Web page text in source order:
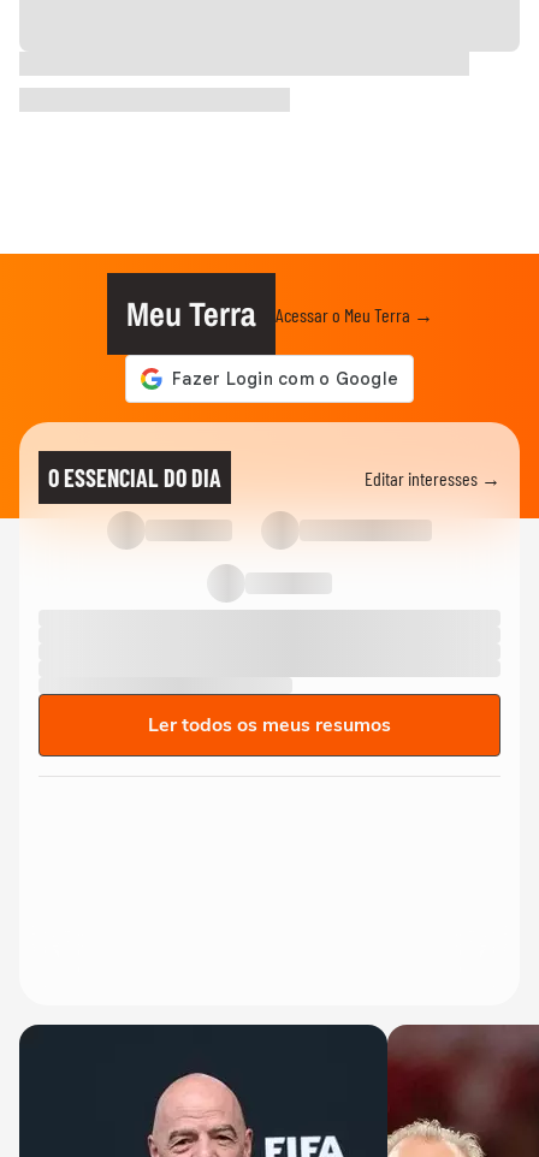
Meu Terra Acessar o Meu Terra →
O ESSENCIAL DO DIA Editar interesses →
Ler todos os meus resumos